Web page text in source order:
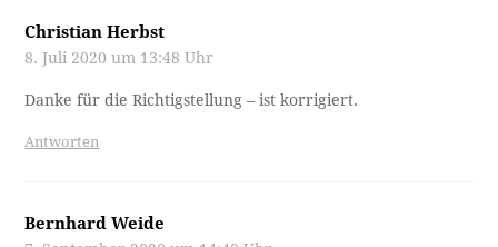
Christian Herbst
8. Juli 2020 um 13:48 Uhr
Danke für die Richtigstellung – ist korrigiert.
Antworten
Bernhard Weide